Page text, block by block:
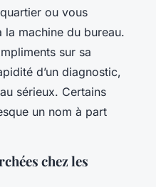
ou vous
machine du bureau.
sur sa
d’un diagnostic,
sérieux. Certains
un nom à part
chez les